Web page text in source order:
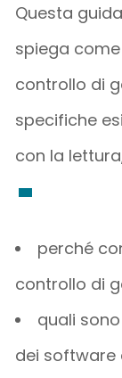
Questa
spiega
controllo di
specifiche
con la
perché
controllo di
quali
dei software